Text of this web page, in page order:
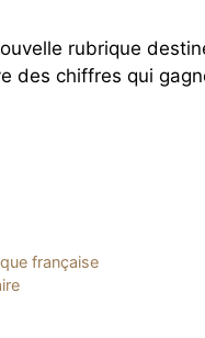
rubrique
des chiffres qui
française